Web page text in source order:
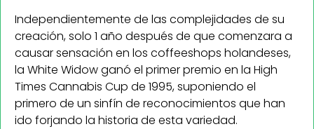
Independientemente de las complejidades de su
creación, solo 1 año después de que comenzara a
causar sensación en los coffeeshops holandeses,
la White Widow ganó el primer premio en la High
Times Cannabis Cup de 1995, suponiendo el
primero de un sinfín de reconocimientos que han
ido forjando la historia de esta variedad.